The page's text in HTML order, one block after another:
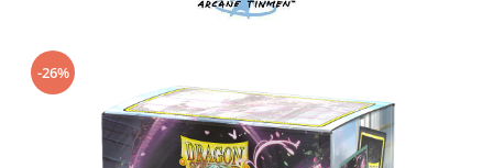
Party Games (jocuri de petrecere)
Jocuri pentru copii
Smart Games
Puzzle-uri logice
-26%